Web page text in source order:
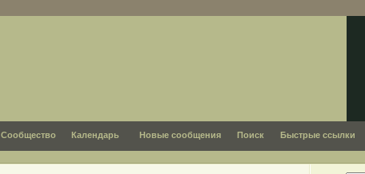
Сообщество Календарь Новые сообщения Поиск Быстрые ссылки